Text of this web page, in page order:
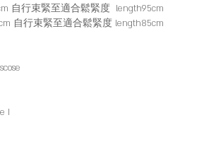
自行束緊至適合鬆緊度 length95cm
自行束緊至適合鬆緊度 length85cm
I